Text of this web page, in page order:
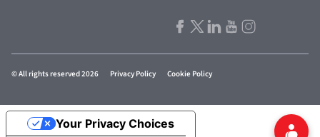
© All rights reserved 2026 Privacy Policy Cookie Policy
Your Privacy Choices